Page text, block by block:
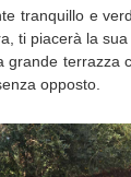
tranquillo e
ti piacerà la
grande terrazza
opposto.